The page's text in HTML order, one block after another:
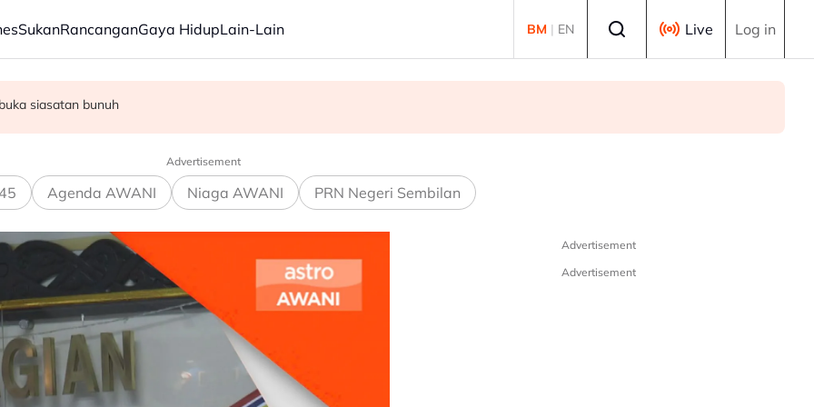
SukanRancanganGaya HidupLain-Lain BM | EN Live Log in
siaran langsung
siasatan bunuh
dalam buangan
Advertisement
Agenda AWANI Niaga AWANI PRN Negeri Sembilan
Advertisement
Advertisement